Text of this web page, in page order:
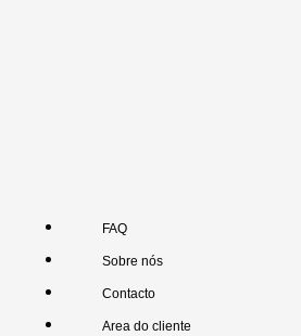
FAQ
Sobre nós
Contacto
Area do cliente